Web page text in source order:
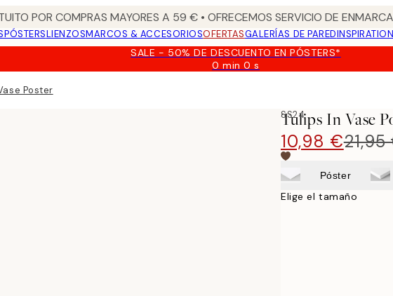
POR COMPRAS MAYORES A 59 € • OFRECEMOS SERVICIO DE
PÓSTERSLIENZOSMARCOS & ACCESORIOSOFERTASGALERÍAS DE PARED
SALE - 50% DE DESCUENTO EN PÓSTERS*
0 min0 s
Válido
Poster
SS24
Tulips In Vase
10,98 €
Póster
Elige el tamaño